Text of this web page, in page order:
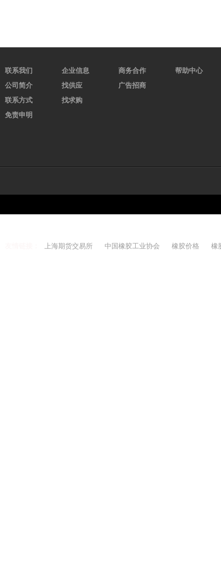
联系我们
公司简介
联系方式
免责申明
企业信息
找供应
找求购
商务合作
广告招商
帮助中心
上海期货交易所 中国橡胶工业协会 橡胶价格 橡